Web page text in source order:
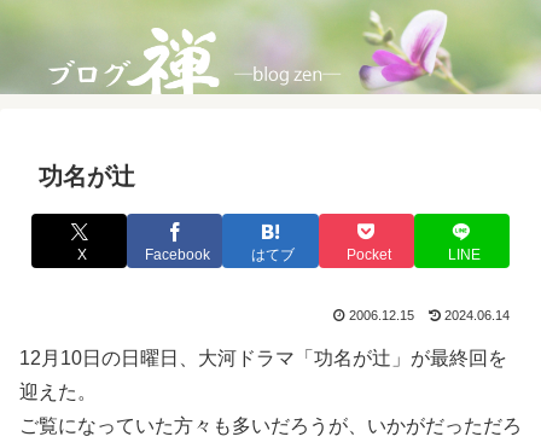
功名が辻
X Facebook はてブ Pocket LINE
2006.12.15 2024.06.14
12月10日の日曜日、大河ドラマ「功名が辻」が最終回を
迎えた。
ご覧になっていた方々も多いだろうが、いかがだっただろ